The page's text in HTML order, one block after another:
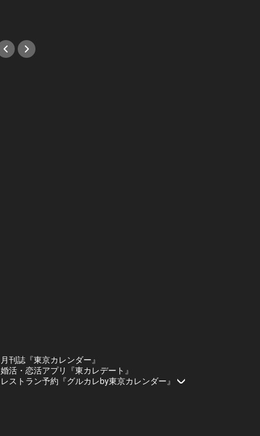
月刊誌『東京カレンダー』
婚活・恋活アプリ『東カレデート』
レストラン予約『グルカレby東京カレンダー』